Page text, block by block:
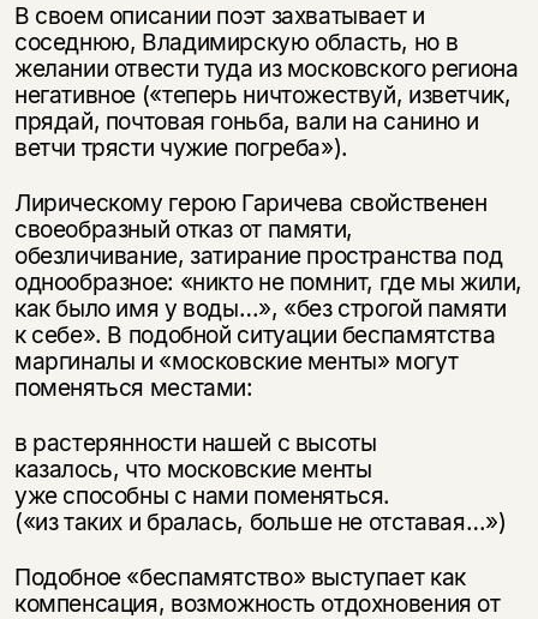
В своем описании поэт захватывает и
соседнюю, Владимирскую область, но в
желании отвести туда из московского региона
негативное («теперь ничтожествуй, изветчик,
прядай, почтовая гоньба, вали на санино и
ветчи трясти чужие погреба»).
Лирическому герою Гаричева свойственен
своеобразный отказ от памяти,
обезличивание, затирание пространства под
однообразное: «никто не помнит, где мы жили,
как было имя у воды…», «без строгой памяти
к себе». В подобной ситуации беспамятства
маргиналы и «московские менты» могут
поменяться местами:
в растерянности нашей с высоты
казалось, что московские менты
уже способны с нами поменяться.
(«из таких и бралась, больше не отставая…»)
Подобное «беспамятство» выступает как
компенсация, возможность отдохновения от